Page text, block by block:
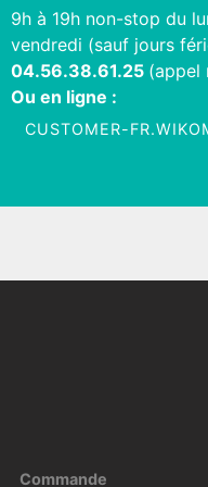
9h à 19h non-stop du
vendredi (sauf jours
04.56.38.61.25 (appel
Ou en ligne :
CUSTOMER-
Commande